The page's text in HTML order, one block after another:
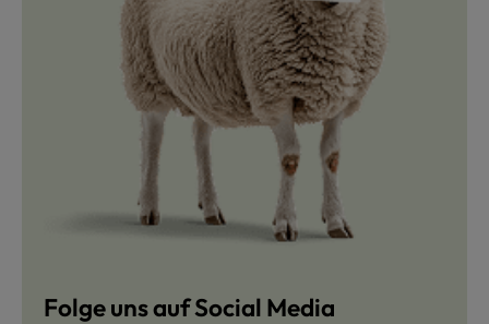
Folge uns auf Social Media